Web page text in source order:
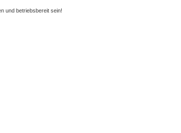
und betriebsbereit sein!